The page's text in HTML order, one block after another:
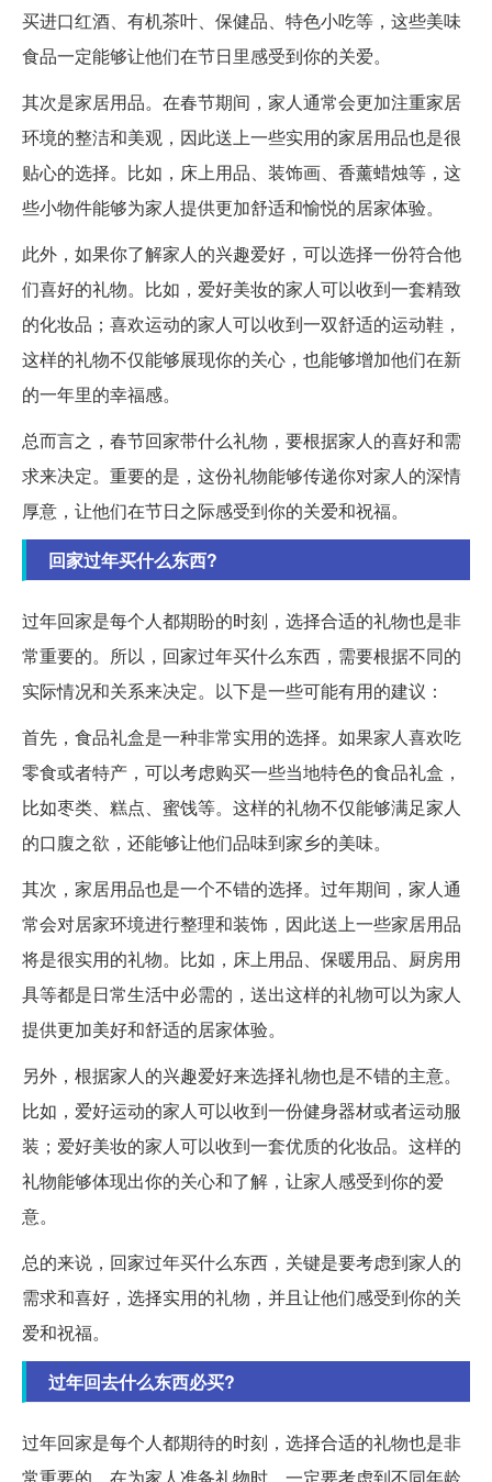
买进口红酒、有机茶叶、保健品、特色小吃等，这些美味
食品一定能够让他们在节日里感受到你的关爱。
其次是家居用品。在春节期间，家人通常会更加注重家居
环境的整洁和美观，因此送上一些实用的家居用品也是很
贴心的选择。比如，床上用品、装饰画、香薰蜡烛等，这
些小物件能够为家人提供更加舒适和愉悦的居家体验。
此外，如果你了解家人的兴趣爱好，可以选择一份符合他
们喜好的礼物。比如，爱好美妆的家人可以收到一套精致
的化妆品；喜欢运动的家人可以收到一双舒适的运动鞋，
这样的礼物不仅能够展现你的关心，也能够增加他们在新
的一年里的幸福感。
总而言之，春节回家带什么礼物，要根据家人的喜好和需
求来决定。重要的是，这份礼物能够传递你对家人的深情
厚意，让他们在节日之际感受到你的关爱和祝福。
回家过年买什么东西?
过年回家是每个人都期盼的时刻，选择合适的礼物也是非
常重要的。所以，回家过年买什么东西，需要根据不同的
实际情况和关系来决定。以下是一些可能有用的建议：
首先，食品礼盒是一种非常实用的选择。如果家人喜欢吃
零食或者特产，可以考虑购买一些当地特色的食品礼盒，
比如枣类、糕点、蜜饯等。这样的礼物不仅能够满足家人
的口腹之欲，还能够让他们品味到家乡的美味。
其次，家居用品也是一个不错的选择。过年期间，家人通
常会对居家环境进行整理和装饰，因此送上一些家居用品
将是很实用的礼物。比如，床上用品、保暖用品、厨房用
具等都是日常生活中必需的，送出这样的礼物可以为家人
提供更加美好和舒适的居家体验。
另外，根据家人的兴趣爱好来选择礼物也是不错的主意。
比如，爱好运动的家人可以收到一份健身器材或者运动服
装；爱好美妆的家人可以收到一套优质的化妆品。这样的
礼物能够体现出你的关心和了解，让家人感受到你的爱
意。
总的来说，回家过年买什么东西，关键是要考虑到家人的
需求和喜好，选择实用的礼物，并且让他们感受到你的关
爱和祝福。
过年回去什么东西必买?
过年回家是每个人都期待的时刻，选择合适的礼物也是非